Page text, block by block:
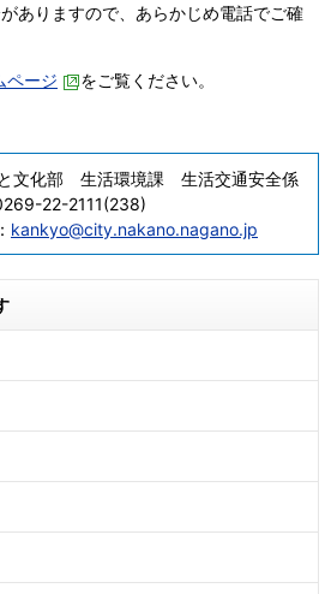
ありますので、あらかじめ電話でご確
ページ をご覧ください。
文化部 生活環境課 生活交通安全係
22-2111(238)
kankyo@city.nakano.nagano.jp